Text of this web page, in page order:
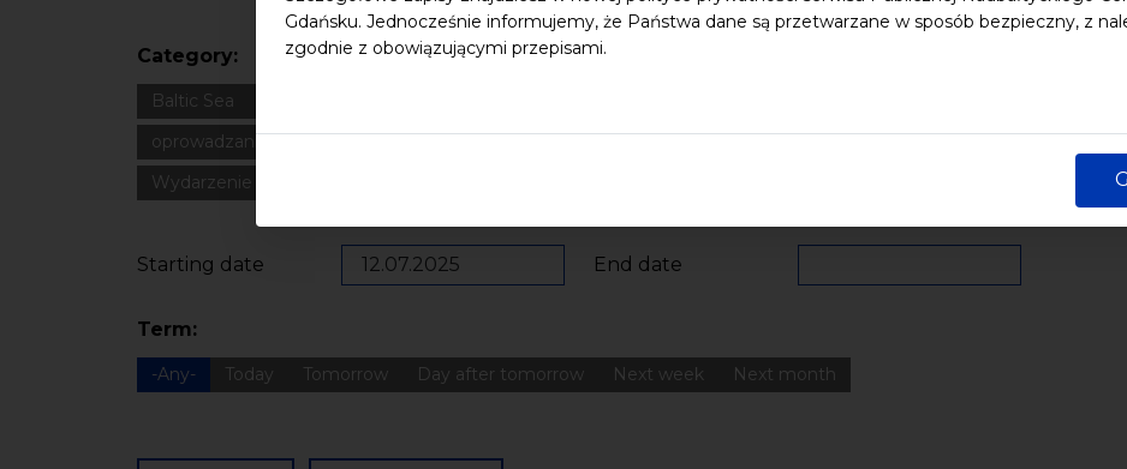
Gdańsku. Jednocześnie informujemy, że Państwa dane są przetwarzane w sposób bezpieczny, z
zgodnie z obowiązującymi przepisami.
Category:
Baltic Sea
oprowadzanie
oświadczenie Podcast Pomerania Pomorze Warsztaty wydarzenia bezpłatne
Wydarzenie zewnętrzne
Starting date End date
Term:
-Any- Today Tomorrow Day after tomorrow Next week Next month